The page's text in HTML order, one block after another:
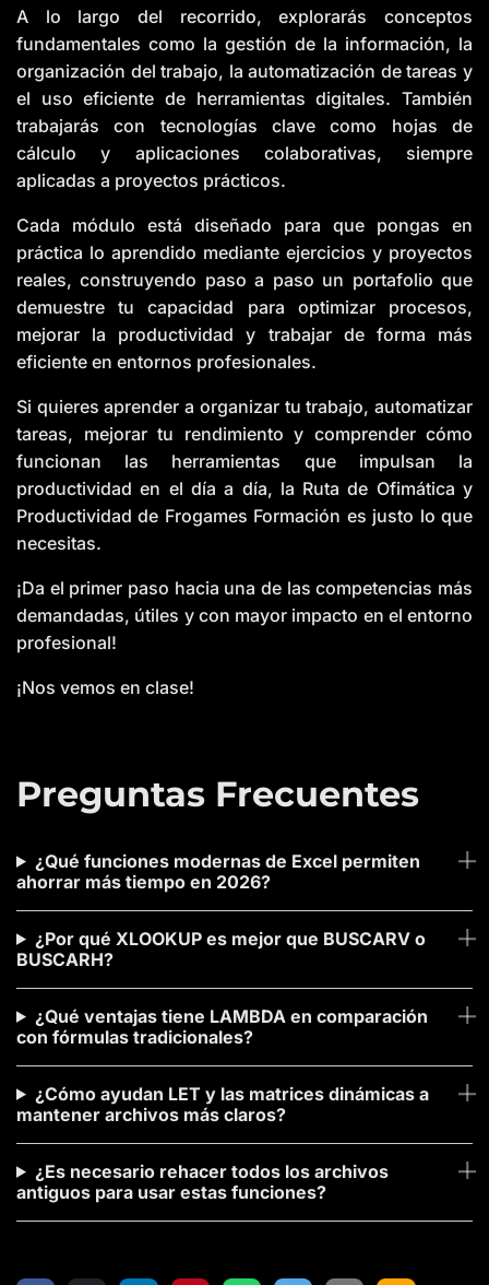
A lo largo del recorrido, explorarás conceptos
fundamentales como la gestión de la información, la
organización del trabajo, la automatización de tareas y
el uso eficiente de herramientas digitales. También
trabajarás con tecnologías clave como hojas de
cálculo y aplicaciones colaborativas, siempre
aplicadas a proyectos prácticos.
Cada módulo está diseñado para que pongas en
práctica lo aprendido mediante ejercicios y proyectos
reales, construyendo paso a paso un portafolio que
demuestre tu capacidad para optimizar procesos,
mejorar la productividad y trabajar de forma más
eficiente en entornos profesionales.
Si quieres aprender a organizar tu trabajo, automatizar
tareas, mejorar tu rendimiento y comprender cómo
funcionan las herramientas que impulsan la
productividad en el día a día, la Ruta de Ofimática y
Productividad de Frogames Formación es justo lo que
necesitas.
¡Da el primer paso hacia una de las competencias más
demandadas, útiles y con mayor impacto en el entorno
profesional!
¡Nos vemos en clase!
Preguntas Frecuentes
¿Qué funciones modernas de Excel permiten
ahorrar más tiempo en 2026?
¿Por qué XLOOKUP es mejor que BUSCARV o
BUSCARH?
¿Qué ventajas tiene LAMBDA en comparación
con fórmulas tradicionales?
¿Cómo ayudan LET y las matrices dinámicas a
mantener archivos más claros?
¿Es necesario rehacer todos los archivos
antiguos para usar estas funciones?